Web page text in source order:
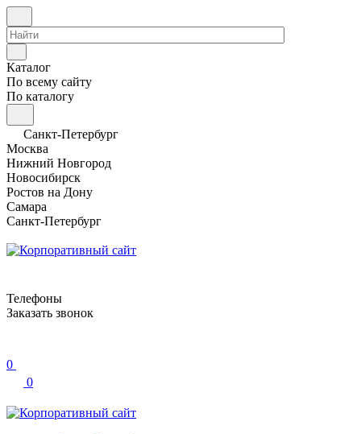
Каталог
По всему сайту
По каталогу
Санкт-Петербург
Москва
Нижний Новгород
Новосибирск
Ростов на Дону
Самара
Санкт-Петербург
Телефоны
Заказать звонок
0
0